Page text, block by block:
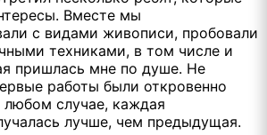
Вместе мы
с видами живописи, пробовали
техниками, в том числе и
пришлась мне по душе. Не
работы были откровенно
случае, каждая
лучше, чем предыдущая.